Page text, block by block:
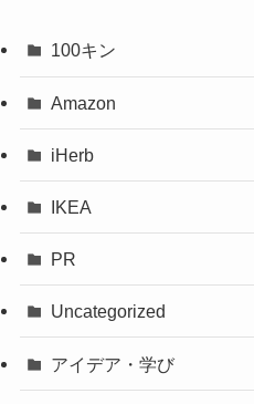
100キン
Amazon
iHerb
IKEA
PR
Uncategorized
アイデア・学び